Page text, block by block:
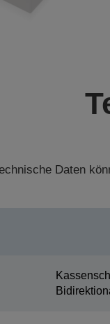
Daten